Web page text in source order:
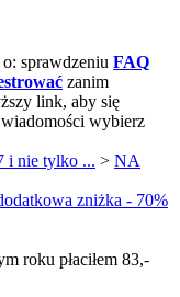
sprawdzeniu FAQ
zanim
link, aby się
wybierz
i nie tylko ... > NA
zniżka - 70%
roku płaciłem 83,-